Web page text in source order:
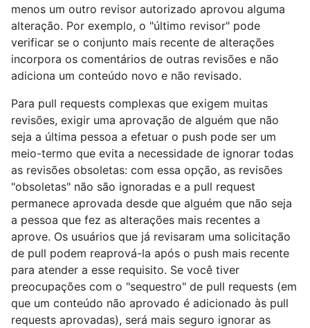
menos um outro revisor autorizado aprovou alguma
alteração. Por exemplo, o "último revisor" pode
verificar se o conjunto mais recente de alterações
incorpora os comentários de outras revisões e não
adiciona um conteúdo novo e não revisado.
Para pull requests complexas que exigem muitas
revisões, exigir uma aprovação de alguém que não
seja a última pessoa a efetuar o push pode ser um
meio-termo que evita a necessidade de ignorar todas
as revisões obsoletas: com essa opção, as revisões
"obsoletas" não são ignoradas e a pull request
permanece aprovada desde que alguém que não seja
a pessoa que fez as alterações mais recentes a
aprove. Os usuários que já revisaram uma solicitação
de pull podem reaprová-la após o push mais recente
para atender a esse requisito. Se você tiver
preocupações com o "sequestro" de pull requests (em
que um conteúdo não aprovado é adicionado às pull
requests aprovadas), será mais seguro ignorar as